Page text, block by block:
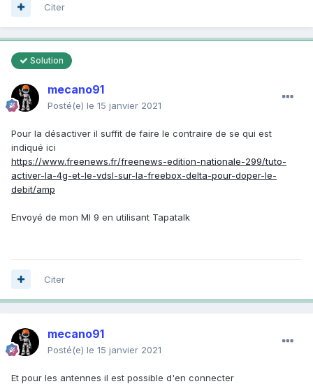
Citer
Solution
mecano91
Posté(e) le 15 janvier 2021
Pour la désactiver il suffit de faire le contraire de se qui est
indiqué ici
https://www.freenews.fr/freenews-edition-nationale-299/tuto-
activer-la-4g-et-le-vdsl-sur-la-freebox-delta-pour-doper-le-
debit/amp
Envoyé de mon MI 9 en utilisant Tapatalk
Citer
mecano91
Posté(e) le 15 janvier 2021
Et pour les antennes il est possible d'en connecter